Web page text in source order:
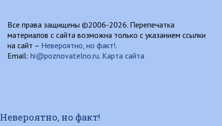
Все права защищены ©2006-2026. Перепечатка
материалов с сайта возможна только с указанием ссылки
на сайт – Невероятно, но факт!.
Email: hi@poznovatelno.ru. Карта сайта
Невероятно, но факт!